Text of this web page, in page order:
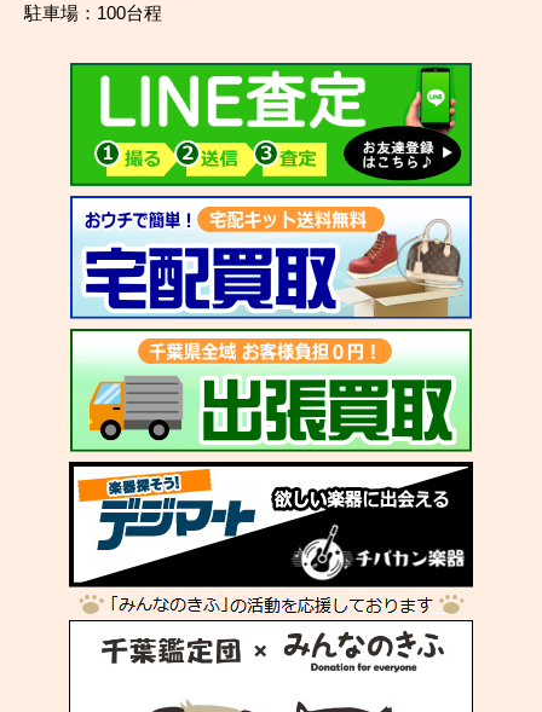
駐車場：100台程